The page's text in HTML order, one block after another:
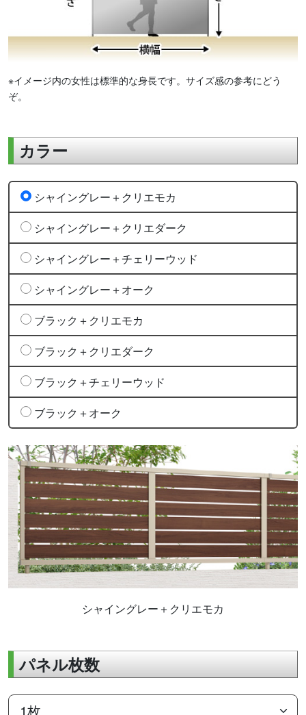
※イメージ内の女性は標準的な身長です。サイズ感の参考にどう
ぞ。
カラー
シャイングレー＋クリエモカ
シャイングレー＋クリエモカ
シャイングレー＋クリエダーク
シャイングレー＋チェリーウッド
シャイングレー＋オーク
ブラック＋クリエモカ
ブラック＋クリエダーク
ブラック＋チェリーウッド
ブラック＋オーク
パネル枚数